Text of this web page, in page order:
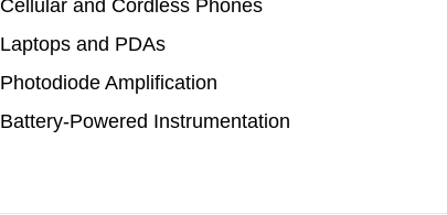
Cellular and Cordless Phones
Laptops and PDAs
Photodiode Amplification
Battery-Powered Instrumentation